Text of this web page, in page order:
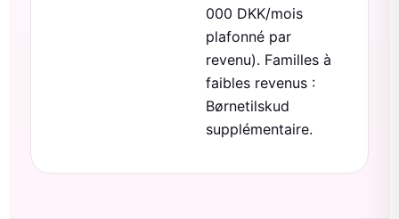
000 DKK/mois
plafonné par
revenu). Familles à
faibles revenus :
Børnetilskud
supplémentaire.